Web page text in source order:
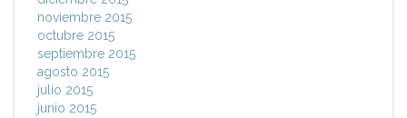
noviembre 2015
octubre 2015
septiembre 2015
agosto 2015
julio 2015
junio 2015